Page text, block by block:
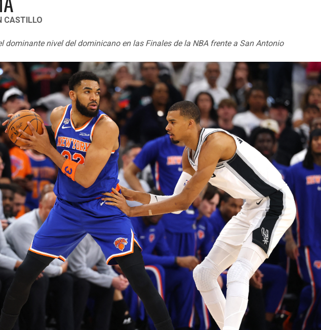
CASTILLO
dominante nivel del dominicano en las Finales de la NBA frente a San Antonio